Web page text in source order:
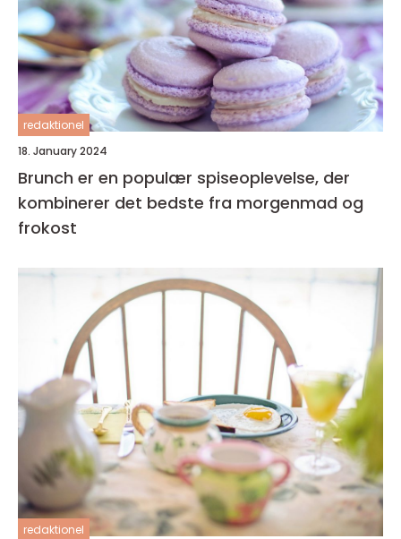
redaktionel
18. January 2024
Brunch er en populær spiseoplevelse, der
kombinerer det bedste fra morgenmad og
frokost
redaktionel